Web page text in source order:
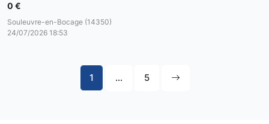
0 €
Souleuvre-en-Bocage (14350)
24/07/2026 18:53
1 ... 5